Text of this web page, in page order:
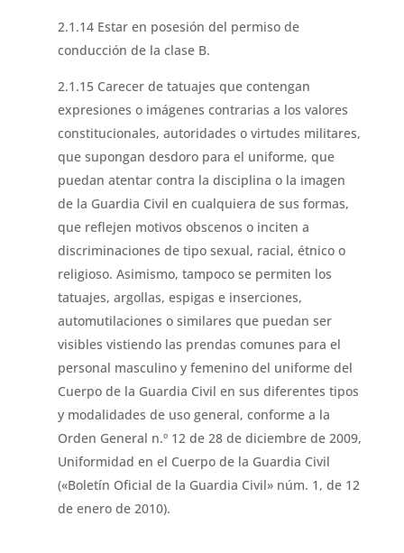
2.1.14 Estar en posesión del permiso de
conducción de la clase B.
2.1.15 Carecer de tatuajes que contengan
expresiones o imágenes contrarias a los valores
constitucionales, autoridades o virtudes militares,
que supongan desdoro para el uniforme, que
puedan atentar contra la disciplina o la imagen
de la Guardia Civil en cualquiera de sus formas,
que reflejen motivos obscenos o inciten a
discriminaciones de tipo sexual, racial, étnico o
religioso. Asimismo, tampoco se permiten los
tatuajes, argollas, espigas e inserciones,
automutilaciones o similares que puedan ser
visibles vistiendo las prendas comunes para el
personal masculino y femenino del uniforme del
Cuerpo de la Guardia Civil en sus diferentes tipos
y modalidades de uso general, conforme a la
Orden General n.º 12 de 28 de diciembre de 2009,
Uniformidad en el Cuerpo de la Guardia Civil
(«Boletín Oficial de la Guardia Civil» núm. 1, de 12
de enero de 2010).